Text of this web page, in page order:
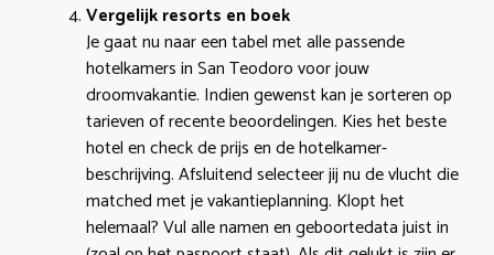
Vergelijk resorts en boek
Je gaat nu naar een tabel met alle passende
hotelkamers in San Teodoro voor jouw
droomvakantie. Indien gewenst kan je sorteren op
tarieven of recente beoordelingen. Kies het beste
hotel en check de prijs en de hotelkamer-
beschrijving. Afsluitend selecteer jij nu de vlucht die
matched met je vakantieplanning. Klopt het
helemaal? Vul alle namen en geboortedata juist in